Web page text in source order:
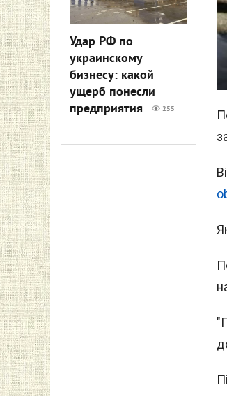
Удар РФ по
украинскому
бизнесу: какой
ущерб понесли
предприятия
255